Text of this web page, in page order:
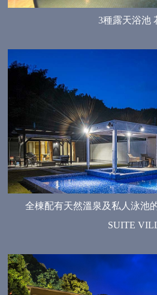
3種露天浴池
全棟配有天然溫泉及私人泳池
SUITE